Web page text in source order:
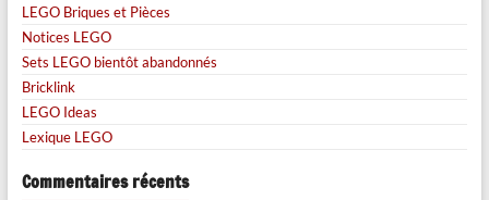
LEGO Briques et Pièces
Notices LEGO
Sets LEGO bientôt abandonnés
Bricklink
LEGO Ideas
Lexique LEGO
Commentaires récents